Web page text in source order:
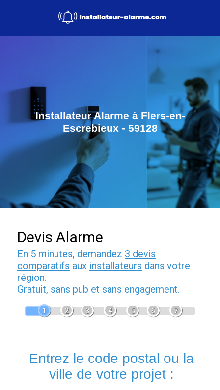
Installateur Alarme à Flers-en-
Escrebieux - 59128
Devis Alarme
En 5 minutes, demandez 3 devis
comparatifs aux installateurs dans votre
région.
Gratuit, sans pub et sans engagement.
1 2 3 4 5 6 7
Entrez le code postal ou la
ville de votre projet :